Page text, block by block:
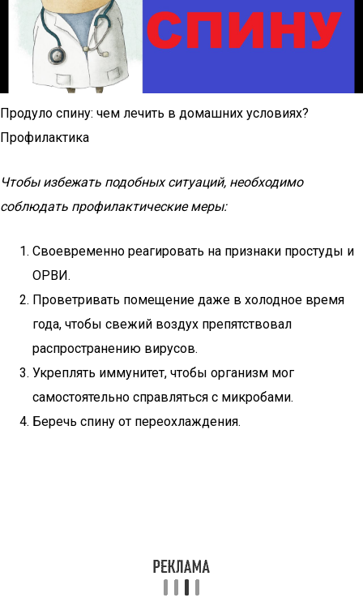
Продуло спину: чем лечить в домашних условиях?
Профилактика
Чтобы избежать подобных ситуаций, необходимо
соблюдать профилактические меры:
Своевременно реагировать на признаки простуды и
ОРВИ.
Проветривать помещение даже в холодное время
года, чтобы свежий воздух препятствовал
распространению вирусов.
Укреплять иммунитет, чтобы организм мог
самостоятельно справляться с микробами.
Беречь спину от переохлаждения.